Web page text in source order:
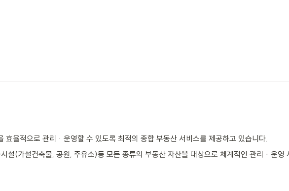
효율적으로 관리ᆞ운영할 수 있도록 최적의 종합 부동산 서비스를 제공하고 있습니다.
설(가설건축물, 공원, 주유소)등 모든 종류의 부동산 자산을 대상으로 체계적인 관리ᆞ운영